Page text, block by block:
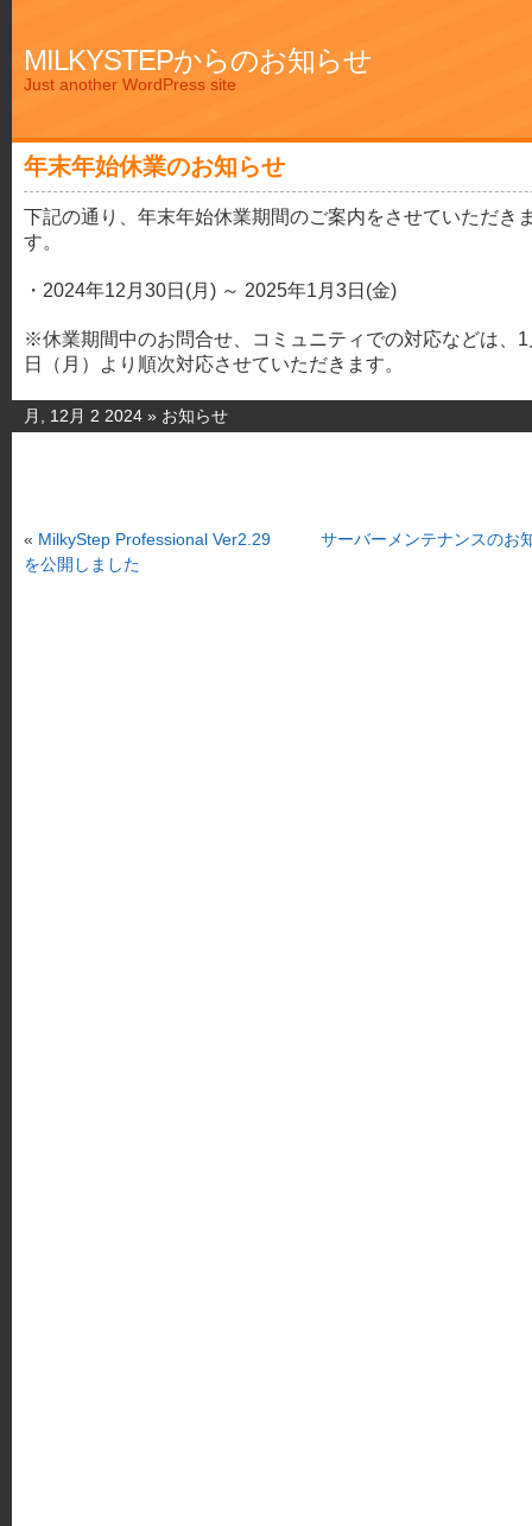
MILKYSTEPからのお知らせ
Just another WordPress site
年末年始休業のお知らせ
下記の通り、年末年始休業期間のご案内をさせていただき
す。
・2024年12月30日(月) ～ 2025年1月3日(金)
※休業期間中のお問合せ、コミュニティでの対応などは、
日（月）より順次対応させていただきます。
月, 12月 2 2024 » お知らせ
« MilkyStep Professional Ver2.29
を公開しました
サーバーメンテナンスのお